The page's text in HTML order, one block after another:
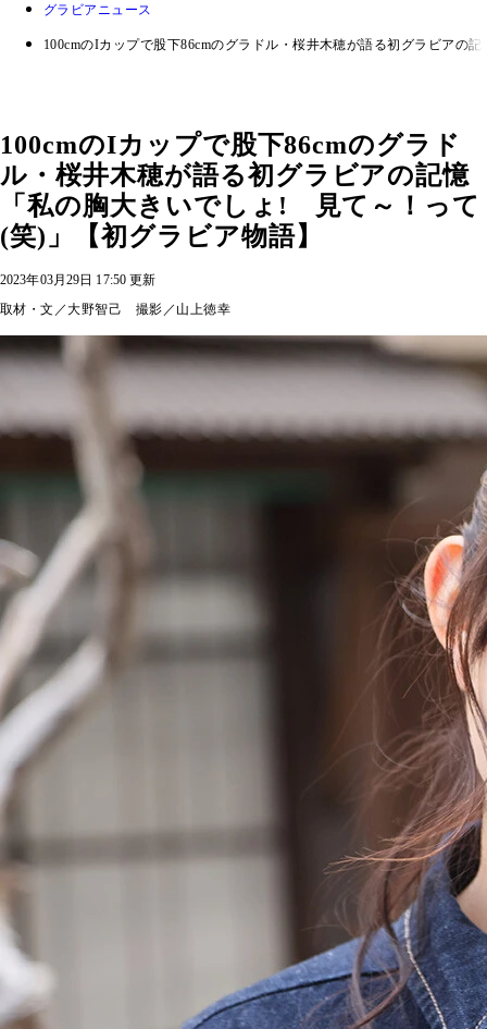
グラビアニュース
100cmのIカップで股下86cmのグラドル・桜井木穂が語る初グラビア
100cmのIカップで股下86cmのグラド
ル・桜井木穂が語る初グラビアの記憶
「私の胸大きいでしょ! 見て～！って
(笑)」【初グラビア物語】
2023年03月29日 17:50 更新
取材・文／大野智己 撮影／山上徳幸